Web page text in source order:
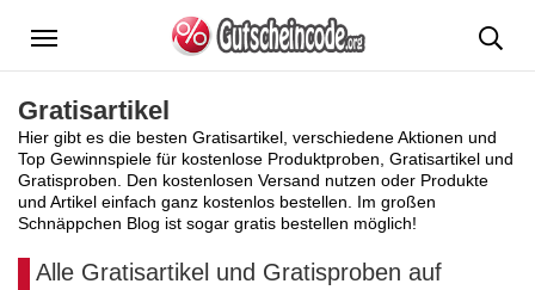
Menü
Gratisartikel
Hier gibt es die besten Gratisartikel, verschiedene Aktionen und
Top Gewinnspiele für kostenlose Produktproben, Gratisartikel und
Gratisproben. Den kostenlosen Versand nutzen oder Produkte
und Artikel einfach ganz kostenlos bestellen. Im großen
Schnäppchen Blog ist sogar gratis bestellen möglich!
Alle Gratisartikel und Gratisproben auf